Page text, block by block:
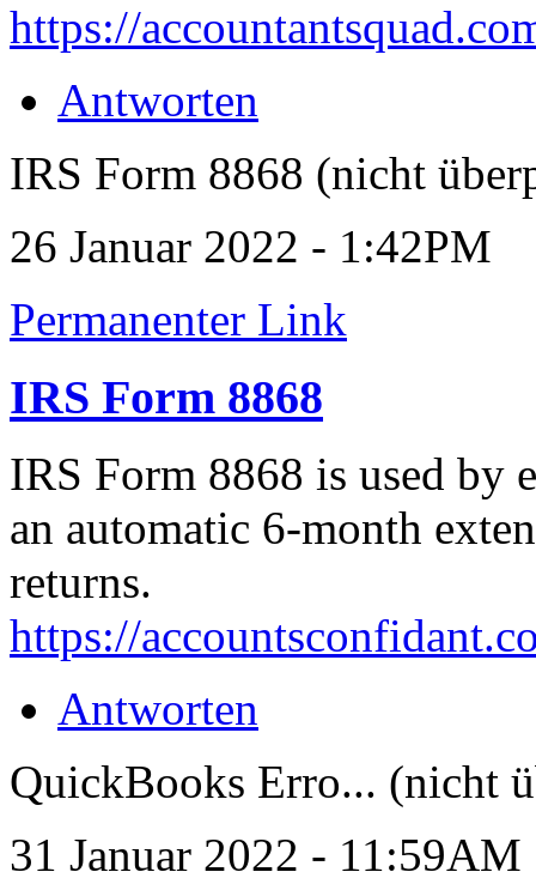
https://
Antworten
IRS Form 8868 (nicht
26 Januar 2022 - 1:42PM
Permanenter Link
IRS Form 8868
IRS Form 8868 is used by
an automatic 6-month
returns.
https://
Antworten
QuickBooks Erro... (nicht
31 Januar 2022 - 11:59AM